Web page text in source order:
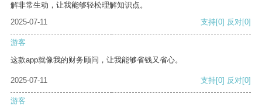
解非常生动，让我能够轻松理解知识点。
2025-07-11
支持[0] 反对[0]
游客
这款app就像我的财务顾问，让我能够省钱又省心。
2025-07-11 支持[0] 反对[0]
游客